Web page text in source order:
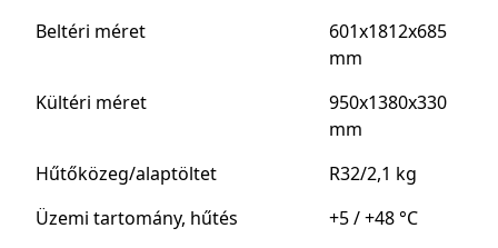
Beltéri méret
601x1812x685
mm
Kültéri méret
950x1380x330
mm
Hűtőközeg/alaptöltet
R32/2,1 kg
Üzemi tartomány, hűtés
+5 / +48 °C